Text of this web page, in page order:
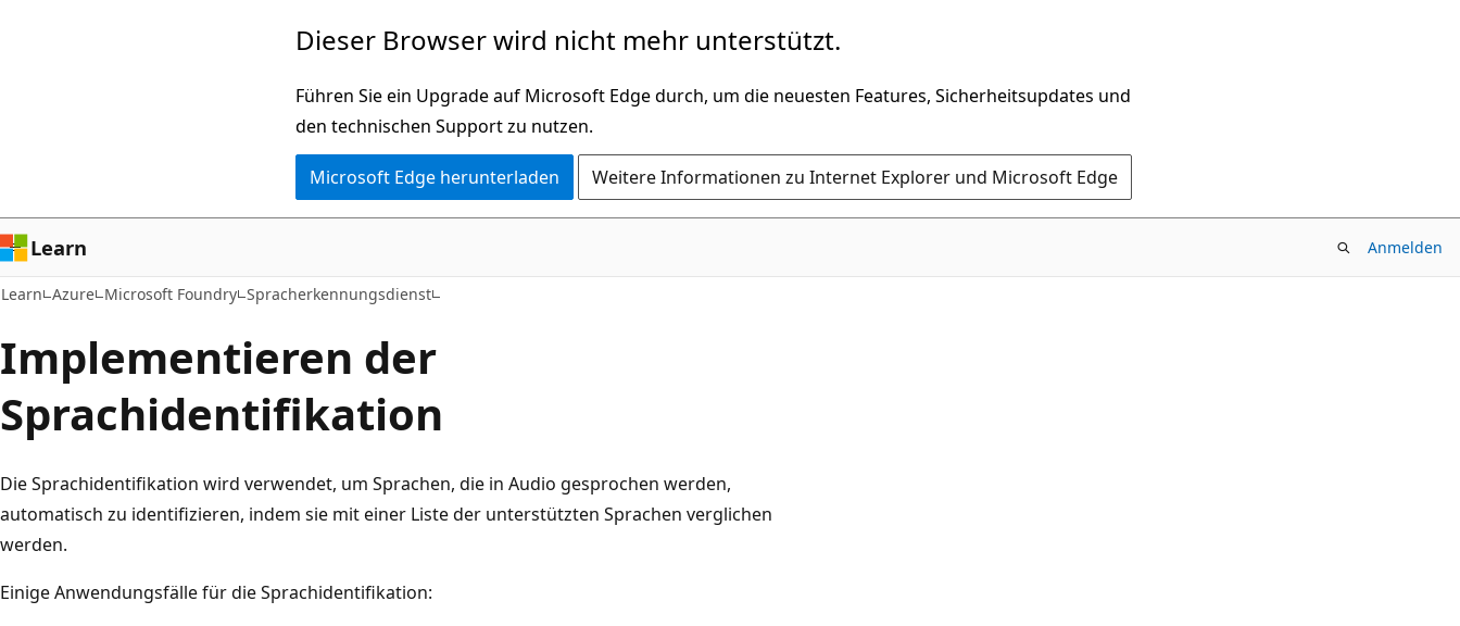
Dieser Browser wird nicht mehr unterstützt.
Führen Sie ein Upgrade auf Microsoft Edge durch, um die neuesten Features, Sicherheitsupdates und
den technischen Support zu nutzen.
Microsoft Edge herunterladen Weitere Informationen zu Internet Explorer und Microsoft Edge
Learn Anmelden
Learn Azure Microsoft Foundry Spracherkennungsdienst
Implementieren der
Sprachidentifikation
Die Sprachidentifikation wird verwendet, um Sprachen, die in Audio gesprochen werden,
automatisch zu identifizieren, indem sie mit einer Liste der unterstützten Sprachen verglichen
werden.
Einige Anwendungsfälle für die Sprachidentifikation: